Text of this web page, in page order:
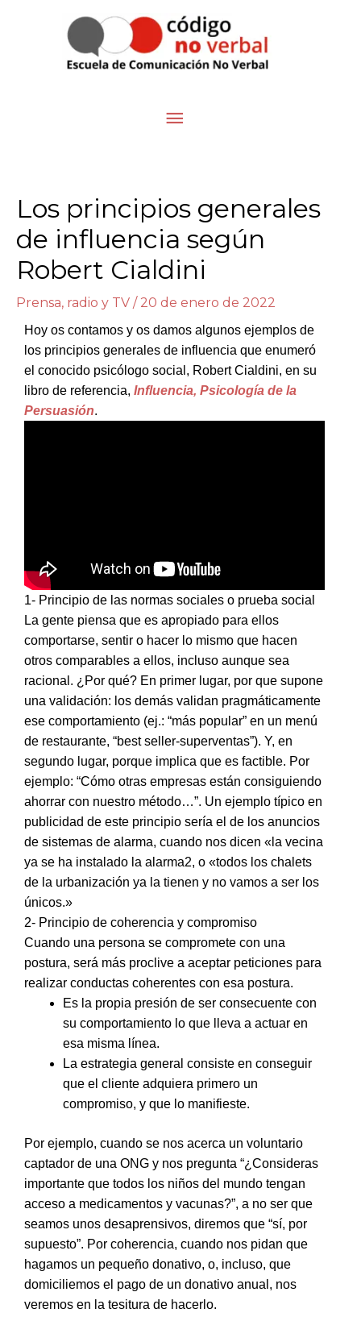
Menú
principal
Los principios generales
de influencia según
Robert Cialdini
Prensa, radio y TV / 20 de enero de 2022
Hoy os contamos y os damos algunos ejemplos de
los principios generales de influencia que enumeró
el conocido psicólogo social, Robert Cialdini, en su
libro de referencia, Influencia, Psicología de la
Persuasión.
1- Principio de las normas sociales o prueba social
La gente piensa que es apropiado para ellos
comportarse, sentir o hacer lo mismo que hacen
otros comparables a ellos, incluso aunque sea
racional. ¿Por qué? En primer lugar, por que supone
una validación: los demás validan pragmáticamente
ese comportamiento (ej.: “más popular” en un menú
de restaurante, “best seller-superventas”). Y, en
segundo lugar, porque implica que es factible. Por
ejemplo: “Cómo otras empresas están consiguiendo
ahorrar con nuestro método…”. Un ejemplo típico en
publicidad de este principio sería el de los anuncios
de sistemas de alarma, cuando nos dicen «la vecina
ya se ha instalado la alarma2, o «todos los chalets
de la urbanización ya la tienen y no vamos a ser los
únicos.»
2- Principio de coherencia y compromiso
Cuando una persona se compromete con una
postura, será más proclive a aceptar peticiones para
realizar conductas coherentes con esa postura.
Es la propia presión de ser consecuente con
su comportamiento lo que lleva a actuar en
esa misma línea.
La estrategia general consiste en conseguir
que el cliente adquiera primero un
compromiso, y que lo manifieste.
Por ejemplo, cuando se nos acerca un voluntario
captador de una ONG y nos pregunta “¿Consideras
importante que todos los niños del mundo tengan
acceso a medicamentos y vacunas?”, a no ser que
seamos unos desaprensivos, diremos que “sí, por
supuesto”. Por coherencia, cuando nos pidan que
hagamos un pequeño donativo, o, incluso, que
domiciliemos el pago de un donativo anual, nos
veremos en la tesitura de hacerlo.